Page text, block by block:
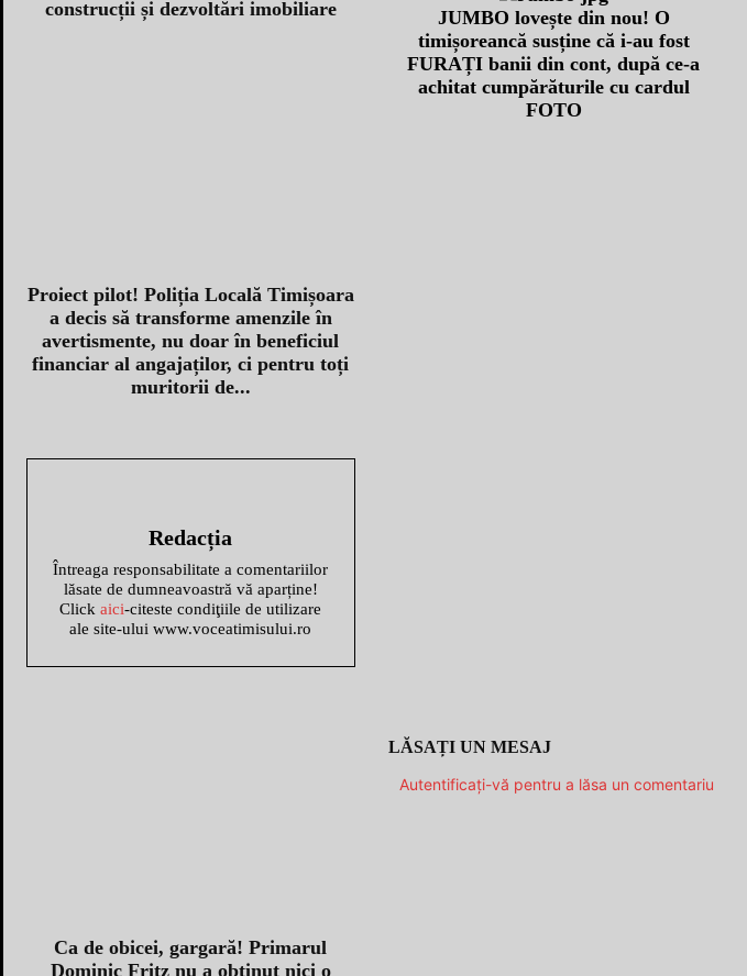
construcții și dezvoltări imobiliare
Proiect pilot! Poliția Locală Timișoara
a decis să transforme amenzile în
avertismente, nu doar în beneficiul
financiar al angajaților, ci pentru toți
muritorii de...
Redacția
Întreaga responsabilitate a comentariilor
lăsate de dumneavoastră vă aparține!
Clickaici-citeste condiţiile de utilizare
ale site-ului www.voceatimisului.ro
JUMBO lovește din nou! O
timișoreancă susține că i-au fost
FURAȚI banii din cont, după ce-a
achitat cumpărăturile cu cardul
FOTO
Ca de obicei, gargară! Primarul
Dominic Fritz nu a obținut nici o
LĂSAȚI UN MESAJ
Autentificați-vă pentru a lăsa un comentariu